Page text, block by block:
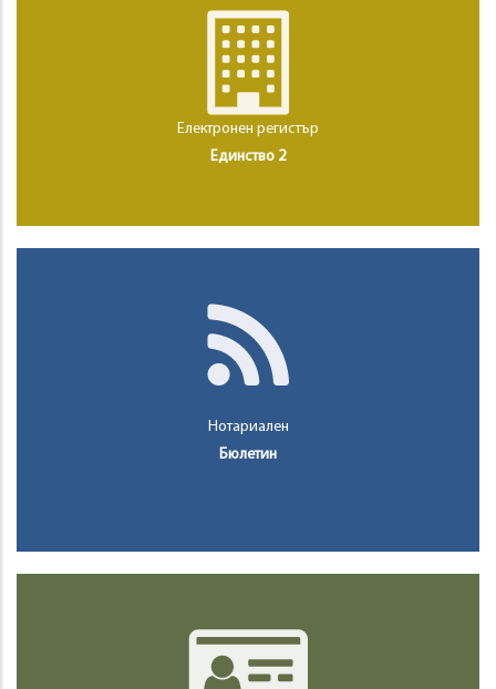
Електронен регистър
Единство 2
Нотариален
Бюлетин